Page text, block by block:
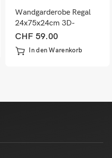
Wandgarderobe Regal
24x75x24cm 3D-
Struktur dunkelbraun
CHF 59.00
In den Warenkorb